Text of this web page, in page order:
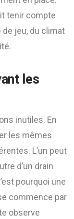
tenir compte
de jeu, du climat
les
inutiles. En
les mêmes
L’un peut
d’un drain
pourquoi une
commence par
observe